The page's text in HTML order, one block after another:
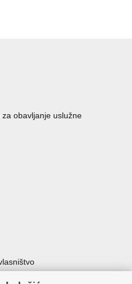
obavljanje uslužne